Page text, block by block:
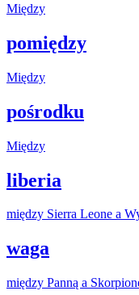
Między
pomiędzy
Między
pośrodku
Między
liberia
między Sierra Leone a
waga
między Panną a